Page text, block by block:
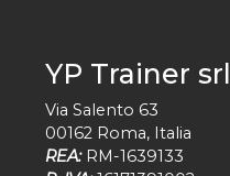
YP Trainer srl
Via Salento 63
00162 Roma, Italia
REA: RM-1639133